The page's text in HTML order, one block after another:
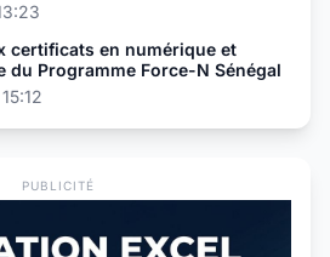
certificats en numérique et
du Programme Force-N Sénégal
PUBLICITÉ